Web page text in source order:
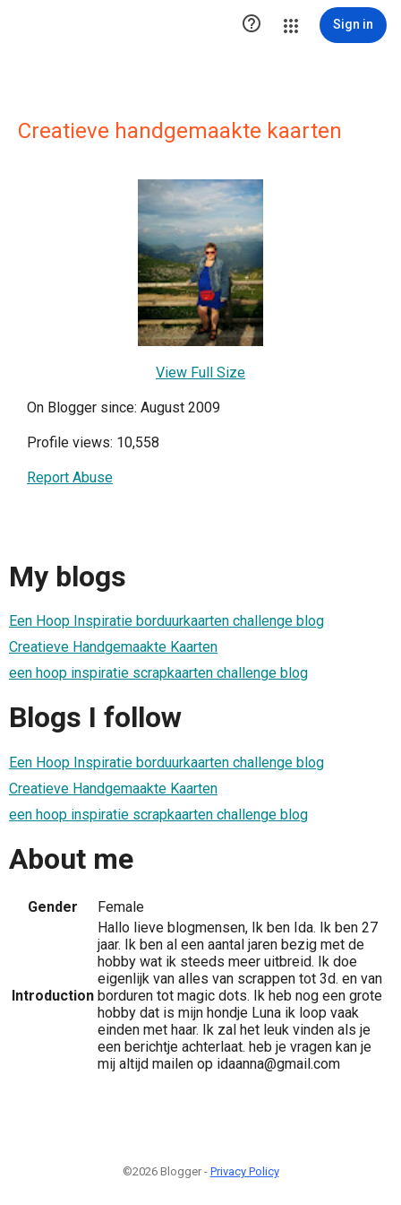
 Sign in
Creatieve handgemaakte kaarten
View Full Size
On Blogger since: August 2009
Profile views: 10,558
Report Abuse
My blogs
Een Hoop Inspiratie borduurkaarten challenge blog
Creatieve Handgemaakte Kaarten
een hoop inspiratie scrapkaarten challenge blog
Blogs I follow
Een Hoop Inspiratie borduurkaarten challenge blog
Creatieve Handgemaakte Kaarten
een hoop inspiratie scrapkaarten challenge blog
About me
Gender Female
Introduction
Hallo lieve blogmensen, Ik ben Ida. Ik ben 27
jaar. Ik ben al een aantal jaren bezig met de
hobby wat ik steeds meer uitbreid. Ik doe
eigenlijk van alles van scrappen tot 3d. en van
borduren tot magic dots. Ik heb nog een grote
hobby dat is mijn hondje Luna ik loop vaak
einden met haar. Ik zal het leuk vinden als je
een berichtje achterlaat. heb je vragen kan je
mij altijd mailen op idaanna@gmail.com
©2026 Blogger - Privacy Policy